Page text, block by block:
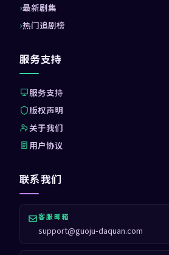
最新剧集
热门追剧榜
服务支持
服务支持
版权声明
关于我们
用户协议
联系我们
客服邮箱
support@guoju-daquan.com